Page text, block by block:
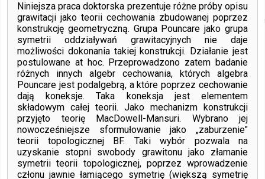
Niniejsza praca doktorska prezentuje różne próby opisu
grawitacji jako teorii cechowania zbudowanej poprzez
konstrukcję geometryczną. Grupa Pouncare jako grupa
symetrii oddziaływań grawitacyjnych nie daje
możliwości dokonania takiej konstrukcji. Działanie jest
postulowane at hoc. Przeprowadzono zatem badanie
różnych innych algebr cechowania, których algebra
Pouncare jest podalgebrą, a które poprzez cechowanie
dają koneksje. Taka koneksja jest elementem
składowym całej teorii. Jako mechanizm konstrukcji
przyjęto teorię MacDowell-Mansuri. Wybrano jej
nowocześniejsze sformułowanie jako „zaburzenie"
teorii topologicznej BF. Taki wybór pozwala na
uzyskanie stopni swobody grawitonu jako złamanie
symetrii teorii topologicznej, poprzez wprowadzenie
członu jawnie łamiącego symetrię (większą symetrię